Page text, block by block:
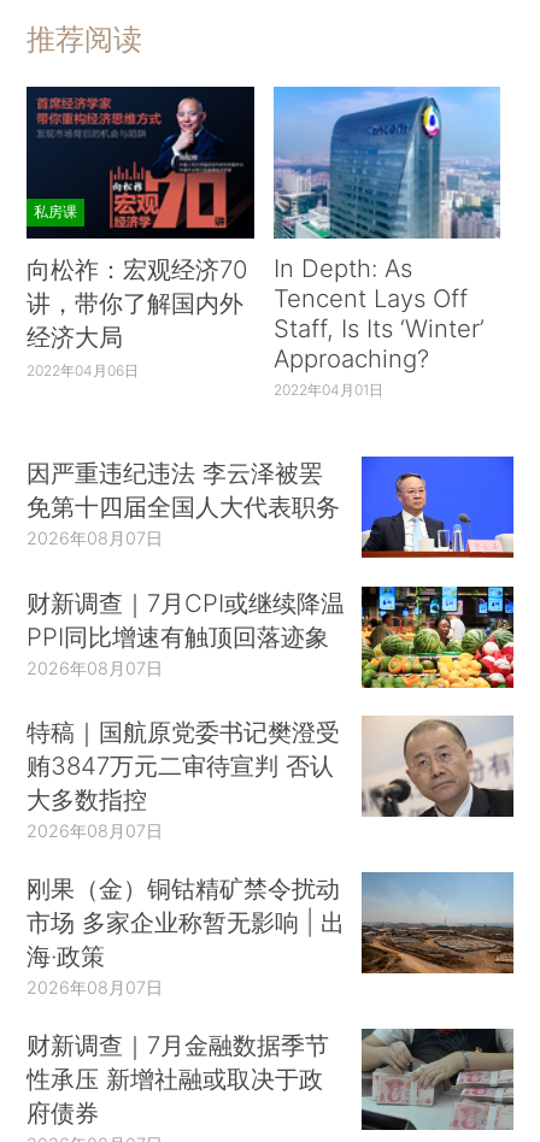
推荐阅读
私房课
向松祚：宏观经济70
讲，带你了解国内外
经济大局
2022年04月06日
In Depth: As
Tencent Lays Off
Staff, Is Its ‘Winter’
Approaching?
2022年04月01日
因严重违纪违法 李云泽被罢
免第十四届全国人大代表职务
2026年08月07日
财新调查｜7月CPI或继续降温
PPI同比增速有触顶回落迹象
2026年08月07日
特稿｜国航原党委书记樊澄受
贿3847万元二审待宣判 否认
大多数指控
2026年08月07日
刚果（金）铜钴精矿禁令扰动
市场 多家企业称暂无影响 | 出
海·政策
2026年08月07日
财新调查｜7月金融数据季节
性承压 新增社融或取决于政
府债券